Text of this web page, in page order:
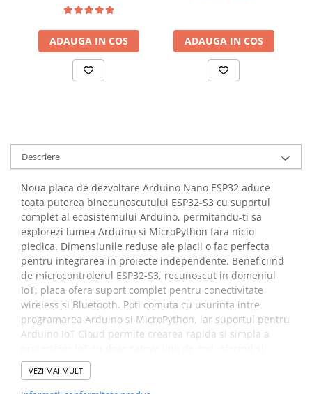
Sigurante Diferentiale RCBO
Protectii diferentiale RCCB
Dispozitive AFDD detectare defect
Blocuri de Distributie
Tablouri Electrice
Stabilizatoare de Tensiune
Convertoare de Tensiune
Banda Izolatoare
Panouri Fotovoltaice
Smart Home
Intrerupatoare Smart
Prize Inteligente
Module Smart Home
Camere Supraveghere
Iluminat
ADAUGA IN COS ADAUGA IN COS
Descriere
Noua placa de dezvoltare Arduino Nano ESP32 aduce
toata puterea binecunoscutului ESP32-S3 cu suportul
complet al ecosistemului Arduino, permitandu-ti sa
explorezi lumea Arduino si MicroPython fara nicio
piedica. Dimensiunile reduse ale placii o fac perfecta
pentru integrarea in proiecte independente. Beneficiind
de microcontrolerul ESP32-S3, recunoscut in domeniul
IoT, placa ofera suport complet pentru conectivitate
wireless si Bluetooth. Poti comuta cu usurinta intre
programarea Arduino si MicroPython, iar suportul pentru
Arduino IoT Cloud permite crearea rapida si simpla a
functionalitate HID.
VEZI MAI MULT